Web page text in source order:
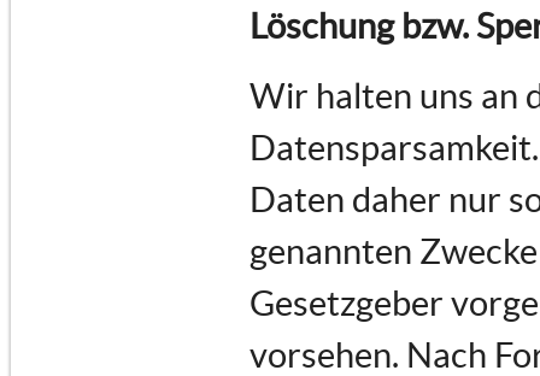
Löschung bzw.
Wir halten uns an
Daten daher nur
genannten
Gesetzgeber
vorsehen. Nach